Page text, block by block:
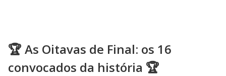
🏆 As Oitavas de Final: os 16
convocados da história 🏆